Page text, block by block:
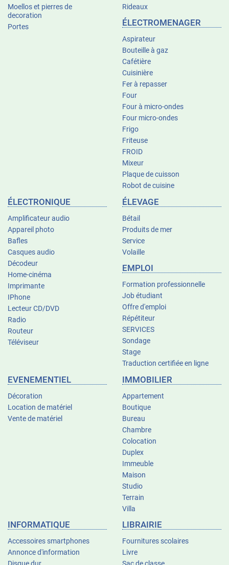
Moellos et pierres de
decoration
Portes
Rideaux
ÉLECTROMENAGER
Aspirateur
Bouteille à gaz
Cafétière
Cuisinière
Fer à repasser
Four
Four à micro-ondes
Four micro-ondes
Frigo
Friteuse
FROID
Mixeur
Plaque de cuisson
Robot de cuisine
ÉLECTRONIQUE
Amplificateur audio
Appareil photo
Bafles
Casques audio
Décodeur
Home-cinéma
Imprimante
IPhone
Lecteur CD/DVD
Radio
Routeur
Téléviseur
ÉLEVAGE
Bétail
Produits de mer
Service
Volaille
EMPLOI
Formation professionnelle
Job étudiant
Offre d'emploi
Répétiteur
SERVICES
Sondage
Stage
Traduction certifiée en ligne
EVENEMENTIEL
Décoration
Location de matériel
Vente de matériel
IMMOBILIER
Appartement
Boutique
Bureau
Chambre
Colocation
Duplex
Immeuble
Maison
Studio
Terrain
Villa
INFORMATIQUE
Accessoires smartphones
Annonce d'information
LIBRAIRIE
Fournitures scolaires
Livre